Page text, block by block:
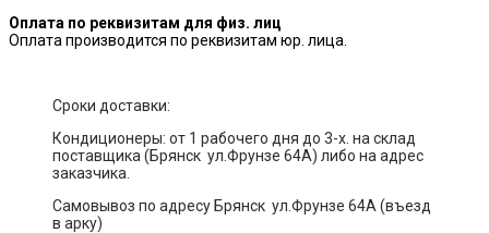
Оплата по реквизитам для физ. лиц
Оплата производится по реквизитам юр. лица.
Сроки доставки:
Кондиционеры: от 1 рабочего дня до 3-х. на склад
поставщика (Брянск ул.Фрунзе 64А) либо на адрес
заказчика.
Самовывоз по адресу Брянск ул.Фрунзе 64А (въезд
в арку)